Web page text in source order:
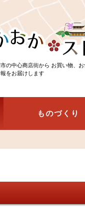
の中心商店街から お買い物、
をお届けします
ものづくり